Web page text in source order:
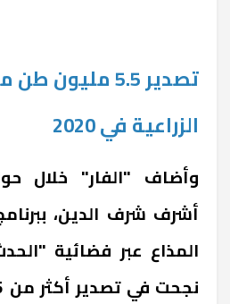
تصدير 5.5
الزراعية في 2020
وأضاف "الفار" خلال
أشرف شرف الدين،
المذاع عبر فضائية